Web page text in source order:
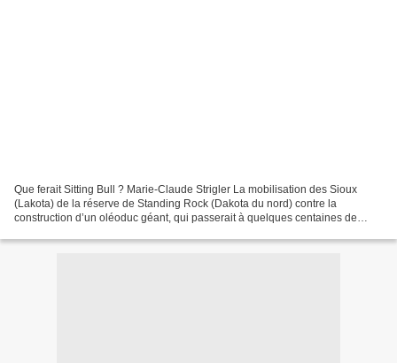
Que ferait Sitting Bull ? Marie-Claude Strigler La mobilisation des Sioux
(Lakota) de la réserve de Standing Rock (Dakota du nord) contre la
construction d’un oléoduc géant, qui passerait à quelques centaines de